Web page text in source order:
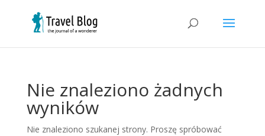
Nie znaleziono żadnych
wyników
Nie znaleziono szukanej strony. Proszę spróbować